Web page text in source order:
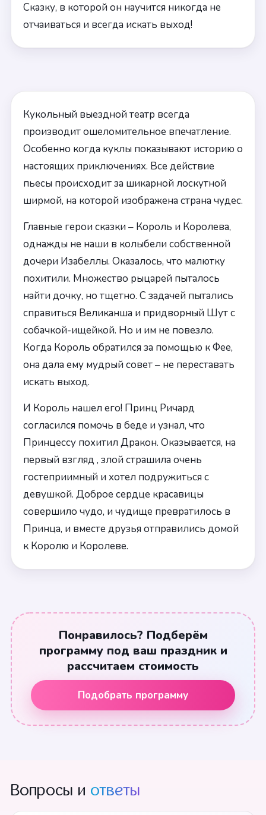
Сказку, в которой он научится никогда не
отчаиваться и всегда искать выход!
Кукольный выездной театр всегда
производит ошеломительное впечатление.
Особенно когда куклы показывают историю о
настоящих приключениях. Все действие
пьесы происходит за шикарной лоскутной
ширмой, на которой изображена страна чудес.
Главные герои сказки – Король и Королева,
однажды не наши в колыбели собственной
дочери Изабеллы. Оказалось, что малютку
похитили. Множество рыцарей пыталось
найти дочку, но тщетно. С задачей пытались
справиться Великанша и придворный Шут с
собачкой-ищейкой. Но и им не повезло.
Когда Король обратился за помощью к Фее,
она дала ему мудрый совет – не переставать
искать выход.
И Король нашел его! Принц Ричард
согласился помочь в беде и узнал, что
Принцессу похитил Дракон. Оказывается, на
первый взгляд , злой страшила очень
гостеприимный и хотел подружиться с
девушкой. Доброе сердце красавицы
совершило чудо, и чудище превратилось в
Принца, и вместе друзья отправились домой
к Королю и Королеве.
Понравилось? Подберём
программу под ваш праздник и
рассчитаем стоимость
Подобрать программу
Вопросы и ответы